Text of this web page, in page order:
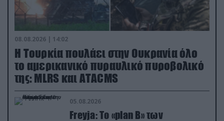
08.08.2026 | 14:02
Η Τουρκία πουλάει στην Ουκρανία όλο
το αμερικανικό πυραυλικό πυροβολικό
της: MLRS και ΑΤΑCMS
05.08.2026
Freyja: Το «plan Β» των